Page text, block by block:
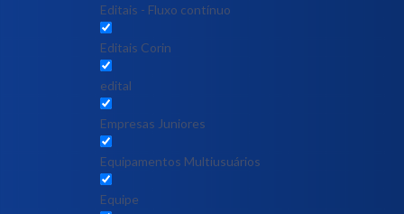
Editais - Fluxo contínuo
Editais Corin
edital
Empresas Juniores
Equipamentos Multiusuários
Equipe